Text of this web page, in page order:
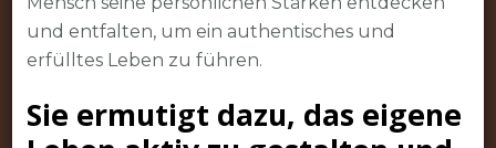
und entfalten, um ein authentisches und
erfülltes Leben zu führen.
Sie ermutigt dazu, das eigene